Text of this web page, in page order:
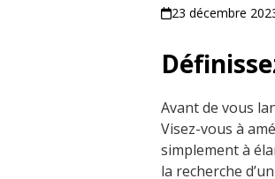
23 décembre
Avant de vous
Visez-vous à
simplement à
la recherche